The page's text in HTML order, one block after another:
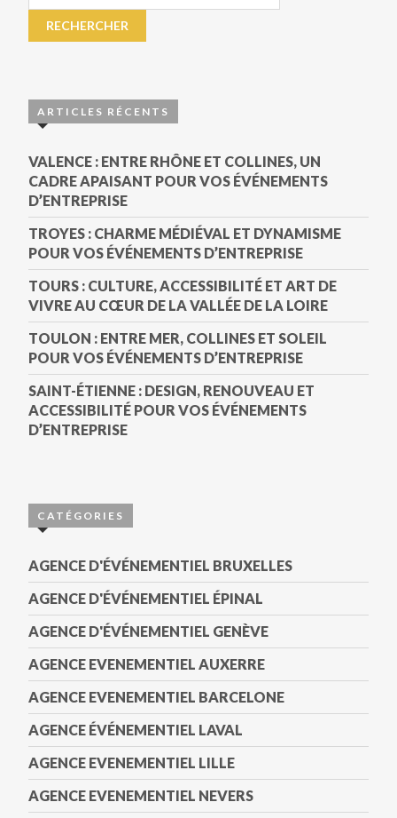
ARTICLES RÉCENTS
VALENCE : ENTRE RHÔNE ET COLLINES, UN
CADRE APAISANT POUR VOS ÉVÉNEMENTS
D’ENTREPRISE
TROYES : CHARME MÉDIÉVAL ET DYNAMISME
POUR VOS ÉVÉNEMENTS D’ENTREPRISE
TOURS : CULTURE, ACCESSIBILITÉ ET ART DE
VIVRE AU CŒUR DE LA VALLÉE DE LA LOIRE
TOULON : ENTRE MER, COLLINES ET SOLEIL
POUR VOS ÉVÉNEMENTS D’ENTREPRISE
SAINT-ÉTIENNE : DESIGN, RENOUVEAU ET
ACCESSIBILITÉ POUR VOS ÉVÉNEMENTS
D’ENTREPRISE
CATÉGORIES
AGENCE D'ÉVÉNEMENTIEL BRUXELLES
AGENCE D'ÉVÉNEMENTIEL ÉPINAL
AGENCE D'ÉVÉNEMENTIEL GENÈVE
AGENCE EVENEMENTIEL AUXERRE
AGENCE EVENEMENTIEL BARCELONE
AGENCE ÉVÉNEMENTIEL LAVAL
AGENCE EVENEMENTIEL LILLE
AGENCE EVENEMENTIEL NEVERS